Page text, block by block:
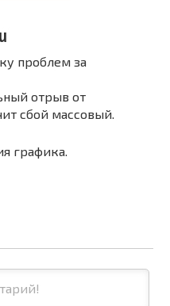
проблем за
отрыв от
сбой массовый.
графика.